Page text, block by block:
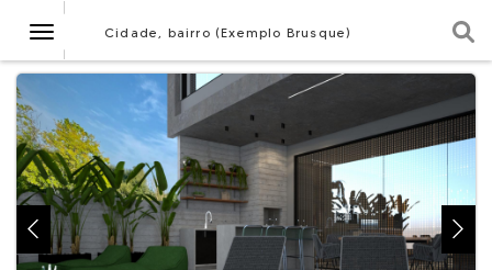
NavegaçãoCidade, bairro (Exemplo Brusque)